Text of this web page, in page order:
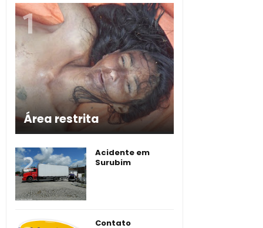
Área restrita
Acidente em
Surubim
Contato